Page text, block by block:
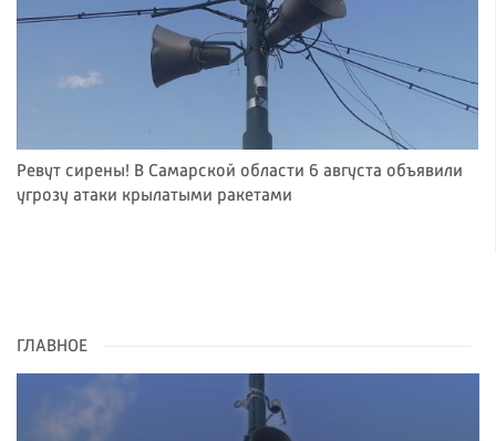
Ревут сирены! В Самарской области 6 августа объявили
угрозу атаки крылатыми ракетами
ГЛАВНОЕ